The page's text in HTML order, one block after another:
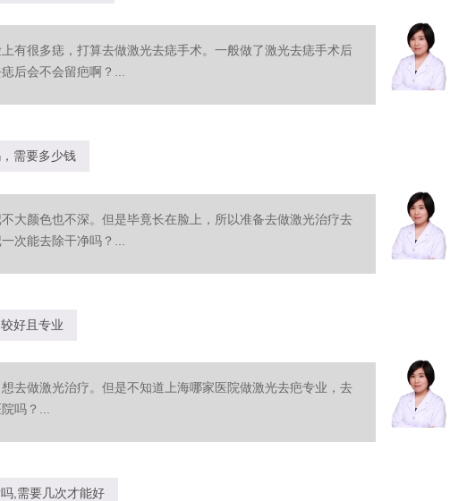
有很多痣，打算去做激光去痣手术。一般做了激光去痣手术后
后会不会留疤啊？...
需要多少钱
大颜色也不深。但是毕竟长在脸上，所以准备去做激光治疗去
次能去除干净吗？...
好且专业
去做激光治疗。但是不知道上海哪家医院做激光去疤专业，去
吗？...
,需要几次才能好